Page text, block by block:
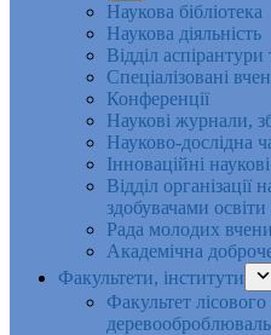
Наукова бібліотека
Наукова діяльність
Відділ
Спеціалізовані
Конференції
Наукові журнали,
Науково-дослідна
Інноваційні
Відділ
здобувачами освіти
Рада молодих
Академічна
Факультети, інститути
Факультет